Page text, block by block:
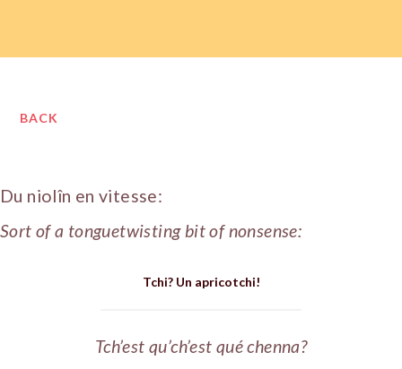
BACK
Du niolîn en vitesse:
Sort of a tonguetwisting bit of nonsense:
Tchi? Un apricotchi!
Tch’est qu’ch’est qué chenna?